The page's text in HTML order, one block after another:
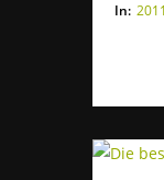
In: 2011